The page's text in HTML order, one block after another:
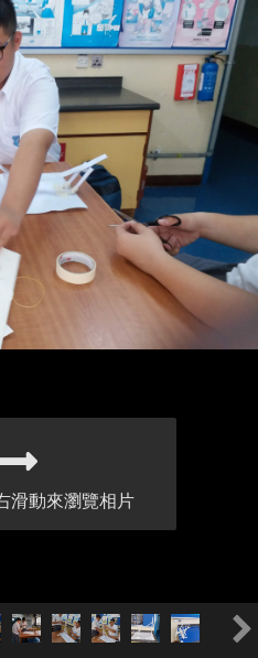
滑動來瀏覽相片